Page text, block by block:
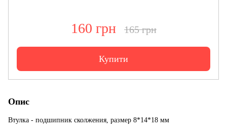
160 грн 165 грн
Купити
Опис
Втулка - подшипник сколжения, размер 8*14*18 мм